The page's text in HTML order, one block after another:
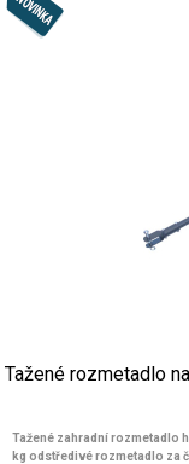
Tažené rozmetadlo
Tažené zahradní rozmetadlo
kg odstředivé rozmetadlo za